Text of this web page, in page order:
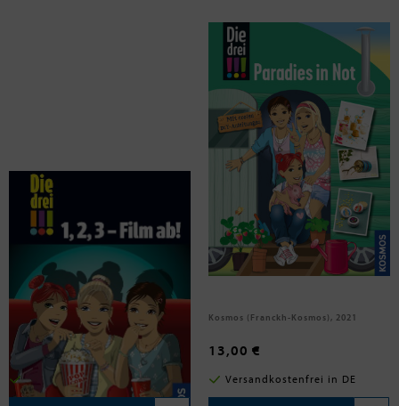
Wich, Henriette; Sol, Mira
Ausrufezeichen)
Franckh-Kosmos, 2019
9,99 €
Versandkostenfrei in DE
Heger, Ann-Katrin; Vogel, Kirsten
Die drei !!!, Paradies in Not
Kosmos (Franckh-Kosmos), 2021
13,00 €
Versandkostenfrei in DE